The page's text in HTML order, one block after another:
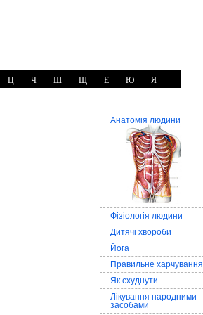
Ц Ч Ш Щ Е Ю Я
Анатомія людини
Фізіологія людини
Дитячі хвороби
Йога
Правильне харчування
Як схуднути
Лікування народними
засобами